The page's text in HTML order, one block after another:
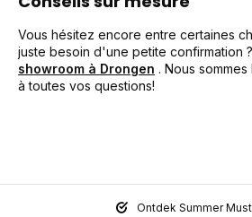
Vous hésitez encore entre certaines
juste besoin d'une petite confirmation
showroom à Drongen . Nous
à toutes vos questions!
Ontdek Summer